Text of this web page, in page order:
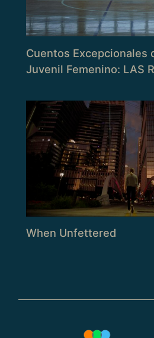
Cuentos Excepcionales
Juvenil Femenino: LAS
When Unfettered